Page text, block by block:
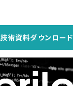
技術資料ダウンロード